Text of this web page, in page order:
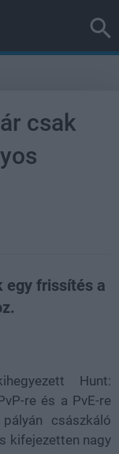
csak
egy frissítés a
Hunt:
re és a PvE-re
császkáló
kifejezetten nagy